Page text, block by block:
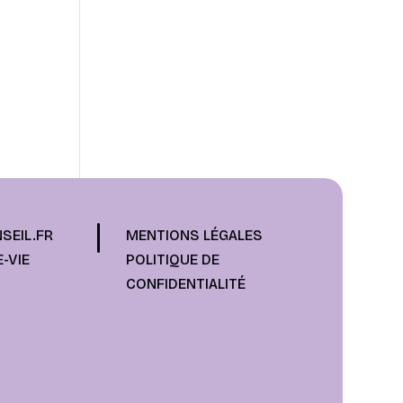
VIE
MENTIONS LÉGALES
POLITIQUE DE
CONFIDENTIALITÉ